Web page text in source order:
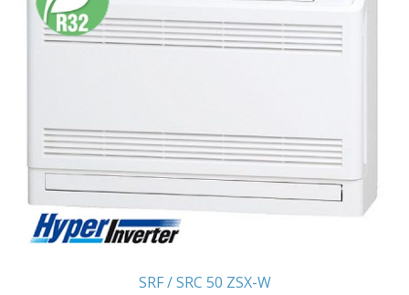
SRF / SRC 50 ZSX-W